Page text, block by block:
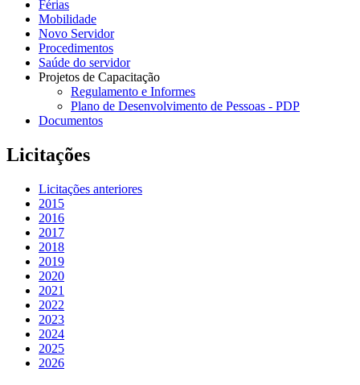
Férias
Mobilidade
Novo Servidor
Procedimentos
Saúde do servidor
Projetos de Capacitação
Regulamento e Informes
Plano de Desenvolvimento de Pessoas - PDP
Documentos
Licitações
Licitações anteriores
2015
2016
2017
2018
2019
2020
2021
2022
2023
2024
2025
2026